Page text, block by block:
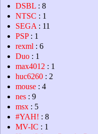
DSBL : 8
NTSC : 1
SEGA : 11
PSP: 1
rexml : 6
Duo : 1
max4012 : 1
huc6260 : 2
mouse : 4
nes : 9
msx : 5
#YAH! : 8
MV-IC : 1